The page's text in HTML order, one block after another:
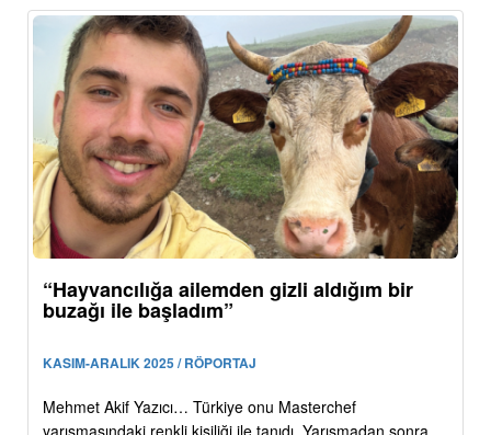
“Hayvancılığa ailemden gizli aldığım bir
buzağı ile başladım”
KASIM-ARALIK 2025 / RÖPORTAJ
Mehmet Akif Yazıcı… Türkiye onu Masterchef
yarışmasındaki renkli kişiliği ile tanıdı. Yarışmadan sonra